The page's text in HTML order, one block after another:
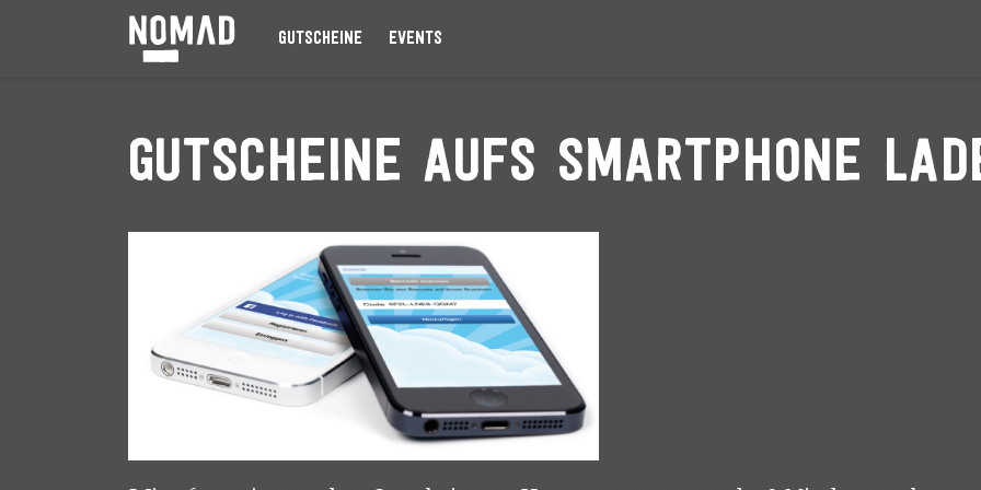
GUTSCHEINE EVENTS
Gutscheine aufs Smartphone